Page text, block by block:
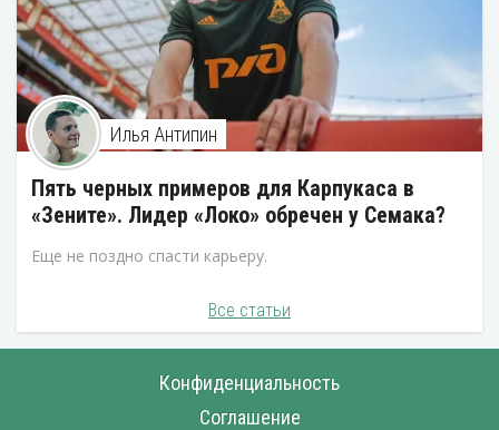
Илья Антипин
Пять черных примеров для Карпукаса в
«Зените». Лидер «Локо» обречен у Семака?
Еще не поздно спасти карьеру.
Все статьи
Конфиденциальность
Соглашение